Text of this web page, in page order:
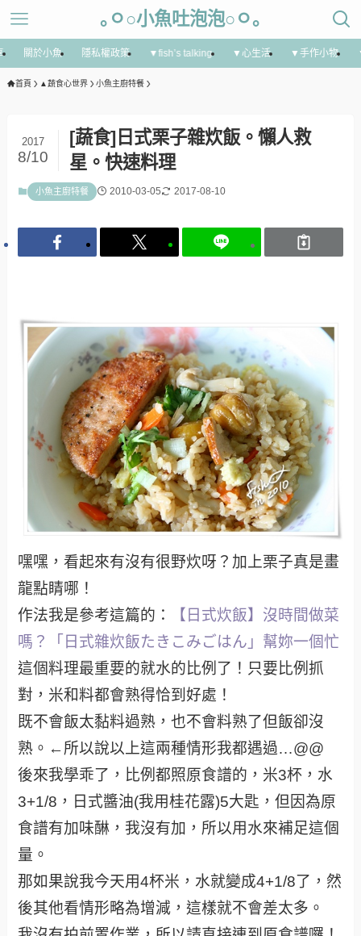
｡ㅇ○小魚吐泡泡○ㅇ｡
關於小魚 隱私權政策 ▼fish’s talking ▼心生活 ▼手作小物
首頁 ▲蔬食心世界 小魚主廚特餐
[蔬食]日式栗子雜炊飯。懶人救
星。快速料理
2017
8/10
小魚主廚特餐 2010-03-05 2017-08-10
嘿嘿，看起來有沒有很野炊呀？加上栗子真是畫
龍點睛哪！
作法我是參考這篇的：
【日式炊飯】沒時間做菜
嗎？「日式雜炊飯たきこみごはん」幫妳一個忙
這個料理最重要的就水的比例了！只要比例抓
對，米和料都會熟得恰到好處！
既不會飯太黏料過熟，也不會料熟了但飯卻沒
熟。←所以說以上這兩種情形我都遇過…@@
後來我學乖了，比例都照原食譜的，米3杯，水
3+1/8，日式醬油(我用桂花露)5大匙，但因為原
食譜有加味醂，我沒有加，所以用水來補足這個
量。
那如果說我今天用4杯米，水就變成4+1/8了，然
後其他看情形略為增減，這樣就不會差太多。